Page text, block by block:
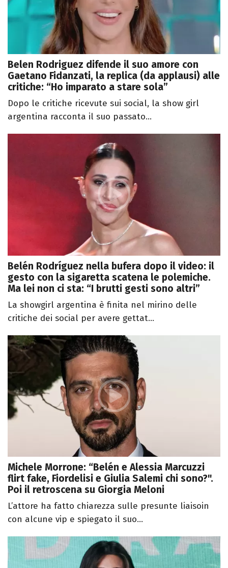
Belen Rodriguez difende il suo amore con
Gaetano Fidanzati, la replica (da applausi) alle
critiche: “Ho imparato a stare sola”
Dopo le critiche ricevute sui social, la show girl
argentina racconta il suo passato...
Belén Rodríguez nella bufera dopo il video: il
gesto con la sigaretta scatena le polemiche.
Ma lei non ci sta: “I brutti gesti sono altri”
La showgirl argentina è finita nel mirino delle
critiche dei social per avere gettat...
Michele Morrone: “Belén e Alessia Marcuzzi
flirt fake, Fiordelisi e Giulia Salemi chi sono?".
Poi il retroscena su Giorgia Meloni
L’attore ha fatto chiarezza sulle presunte liaisoin
con alcune vip e spiegato il suo...